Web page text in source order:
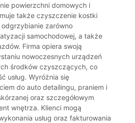
powierzchni domowych i
także czyszczenie kostki
zarówno
samochodowej, a także
Firma opiera swoją
nowoczesnych urządzeń
środków czyszczących, co
usług. Wyróżnia się
do auto detailingu, praniem i
oraz szczegółowym
wnętrza. Klienci mogą
usług oraz fakturowania